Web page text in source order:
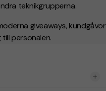
teknikgrupperna.
giveaways, kundgåvor
personalen.